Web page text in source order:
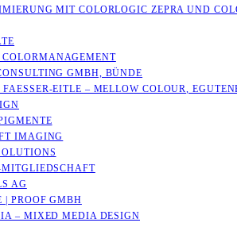
MIT COLORLOGIC ZEPRA UND
GMBH, BÜNDE
EITLE – MELLOW COLOUR,
IMAGING
MITGLIEDSCHAFT
AG
| PROOF GMBH
– MIXED MEDIA DESIGN